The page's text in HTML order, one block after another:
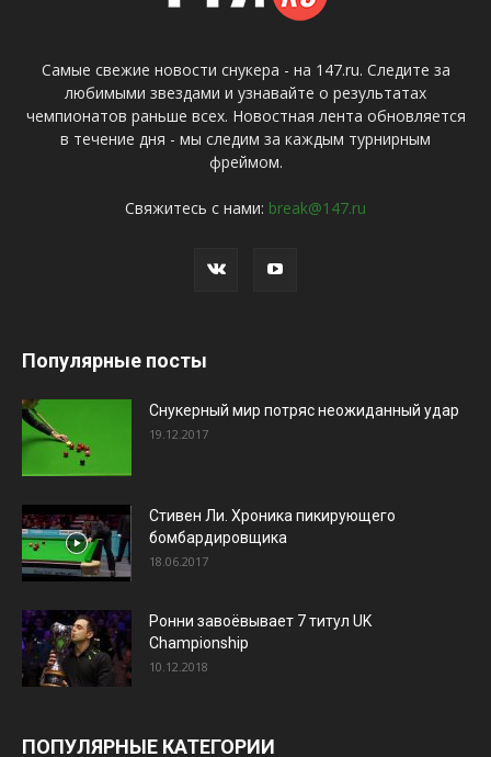
Самые свежие новости снукера - на 147.ru. Следите за
любимыми звездами и узнавайте о результатах
чемпионатов раньше всех. Новостная лента обновляется
в течение дня - мы следим за каждым турнирным
фреймом.
Свяжитесь с нами: break@147.ru
Популярные посты
Снукерный мир потряс неожиданный удар
19.12.2017
Стивен Ли. Хроника пикирующего
бомбардировщика
18.06.2017
Ронни завоёвывает 7 титул UK
Championship
10.12.2018
ПОПУЛЯРНЫЕ КАТЕГОРИИ